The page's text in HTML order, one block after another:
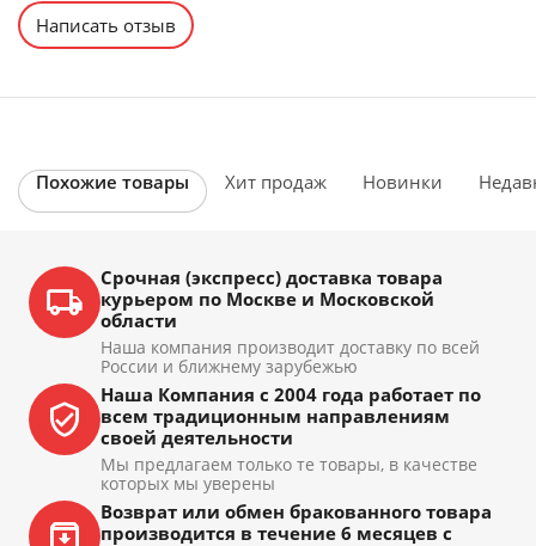
Написать отзыв
Похожие товары Хит продаж Новинки
Срочная (экспресс) доставка товара
курьером по Москве и Московской
области
Наша компания производит доставку по всей
России и ближнему зарубежью
Наша Компания с 2004 года работает по
всем традиционным направлениям
своей деятельности
Мы предлагаем только те товары, в качестве
которых мы уверены
Возврат или обмен бракованного товара
производится в течение 6 месяцев с